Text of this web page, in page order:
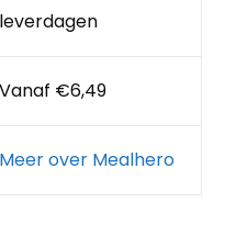
leverdagen
Vanaf €6,49
Meer over Mealhero